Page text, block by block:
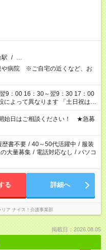
駅 / …
や病院 ※ご自宅の近くなど、お
9：00 16：30～翌9：30 17：00
異なります 「土日祝は休
「もう少し遅い時間から始めた
案内いたします。 ※未経験
での仕事を経験いただき、 お
合でお休みが
ださい。
始日はご相談ください！ ★急募
歴書不要 / 40～50代活躍中 / 服装
大量募集 / 電話対応なし / パソコ
る 詳細へ
リア ナイス！介護事業部
掲載日：2026.08.05